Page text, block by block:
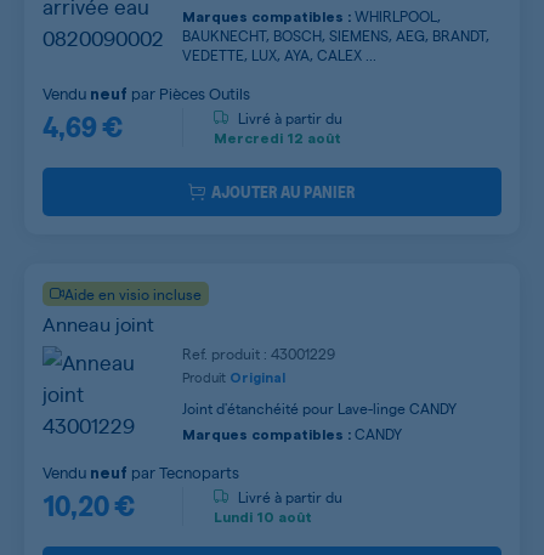
Marques compatibles : WHIRLPOOL,
BAUKNECHT, BOSCH, SIEMENS, AEG, BRANDT,
VEDETTE, LUX, AYA, CALEX ...
4,69 €
Vendu neuf par Pièces Outils
Livré à partir du
Mercredi 12 août
AJOUTER AU PANIER
Aide en visio incluse
Anneau joint
Ref. produit : 43001229
Produit Original
Joint d'étanchéité pour Lave-linge CANDY
Marques compatibles : CANDY
10,20 €
Vendu neuf parTecnoparts
Livré à partir du
Lundi 10 août